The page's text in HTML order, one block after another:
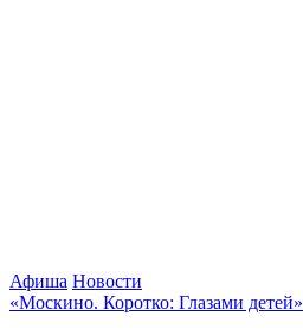
Афиша Новости
«Москино. Коротко: Глазами детей»